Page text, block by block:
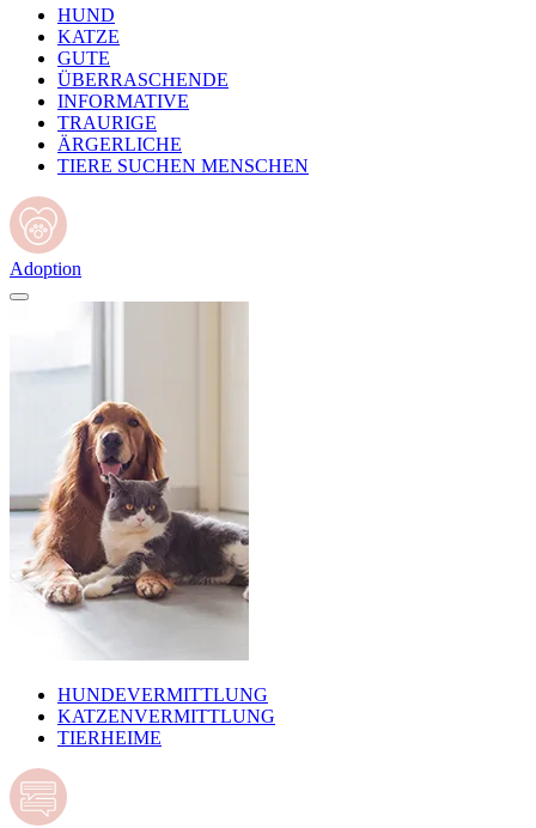
HUND
KATZE
GUTE
ÜBERRASCHENDE
INFORMATIVE
TRAURIGE
ÄRGERLICHE
TIERE SUCHEN MENSCHEN
Adoption
HUNDEVERMITTLUNG
KATZENVERMITTLUNG
TIERHEIME